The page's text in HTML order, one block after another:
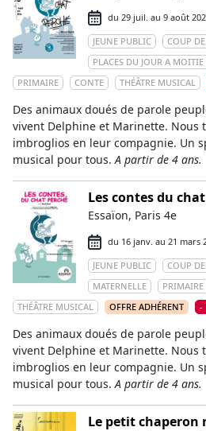
du 29 juil. au 9 août
JEUNE PUBLIC
COUP
PLACES DU JOUR A
PRIMAIRE
CONTE THÉÂTRE MUSICAL
Des animaux doués de parole
vivent Delphine et Marinette. Nous
imbroglios en leur compagnie. Un
musical pour tous.A partir de 4 ans.
Les contes du
Essaïon, Paris 4e
du 16 janv. au 21 mars
JEUNE PUBLIC
COUP
MATERNELLE
PRIMAIRE
THÉÂTRE MUSICAL
OFFRE ADHÉRENT -
Des animaux doués de parole
vivent Delphine et Marinette. Nous
imbroglios en leur compagnie. Un
musical pour tous.A partir de 4 ans.
Le petit chaperon